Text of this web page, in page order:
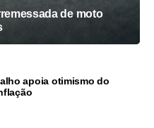
de moto
apoia otimismo do